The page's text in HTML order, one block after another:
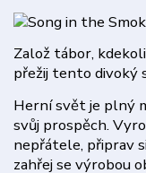
Založ tábor,
přežij tento divoký
Herní svět je plný
svůj prospěch.
nepřátele, připrav
zahřej se výrobou